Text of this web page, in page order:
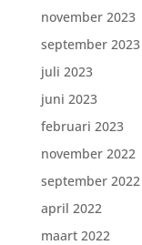
november 2023
september 2023
juli 2023
juni 2023
februari 2023
november 2022
september 2022
april 2022
maart 2022